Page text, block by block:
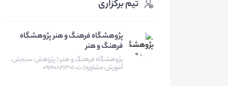
تیم برگزاری
پژوهشگاه فرهنگ و هنر پژوهشگاه
فرهنگ و هنر
پژوهشگاه فرهنگ و هنر ( پژوهش، سنجش،
آموزش،مشاوره) ت: 09190821301